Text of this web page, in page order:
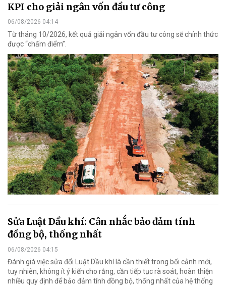
KPI cho giải ngân vốn đầu tư công
06/08/2026 04:14
Từ tháng 10/2026, kết quả giải ngân vốn đầu tư công sẽ chính thức
được “chấm điểm”.
Sửa Luật Dầu khí: Cân nhắc bảo đảm tính
đồng bộ, thống nhất
06/08/2026 04:15
Đánh giá việc sửa đổi Luật Dầu khí là cần thiết trong bối cảnh mới,
tuy nhiên, không ít ý kiến cho rằng, cần tiếp tục rà soát, hoàn thiện
nhiều quy định để bảo đảm tính đồng bộ, thống nhất của hệ thống